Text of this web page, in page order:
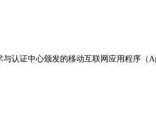
认证中心颁发的移动互联网应用程序（